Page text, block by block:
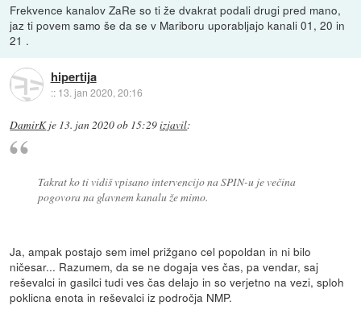
Frekvence kanalov ZaRe so ti že dvakrat podali drugi pred mano,
jaz ti povem samo še da se v Mariboru uporabljajo kanali 01, 20 in
21 .
hipertija
:: 13. jan 2020, 20:16
DamirKje 13. jan 2020 ob 15:29izjavil:
Takrat ko ti vidiš vpisano intervencijo na SPIN-u je večina
pogovora na glavnem kanalu že mimo.
Ja, ampak postajo sem imel prižgano cel popoldan in ni bilo
ničesar... Razumem, da se ne dogaja ves čas, pa vendar, saj
reševalci in gasilci tudi ves čas delajo in so verjetno na vezi, sploh
poklicna enota in reševalci iz področja NMP.